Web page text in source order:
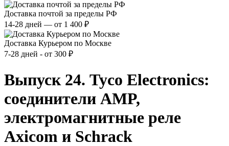
Доставка почтой за пределы РФ
14-28 дней — от 1 400 ₽
Доставка Курьером по Москве
7-28 дней - от 300 ₽
Выпуск 24. Tyco Electronics:
соединители AMP,
электромагнитные реле
Axicom и Schrack